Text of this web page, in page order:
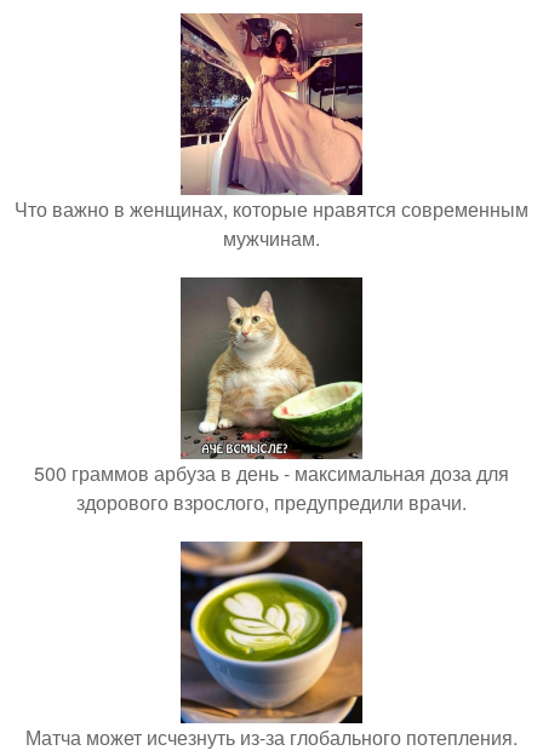
Что важно в женщинах, которые нравятся современным
мужчинам.
500 граммов арбуза в день - максимальная доза для
здорового взрослого, предупредили врачи.
Матча может исчезнуть из-за глобального потепления.